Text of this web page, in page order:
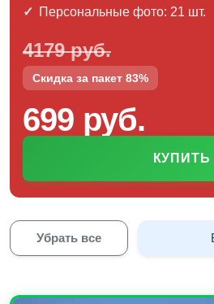
Персональные фото: 21 шт.
4179 руб.
Скидка за пакет 83%
699 руб.
КУПИТЬ
Убрать все